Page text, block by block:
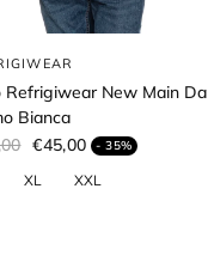
Refrigiwear New Main Da
Bianca
€45,00 - 35%